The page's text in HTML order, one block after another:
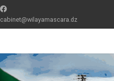
cabinet@wilayamascara.dz